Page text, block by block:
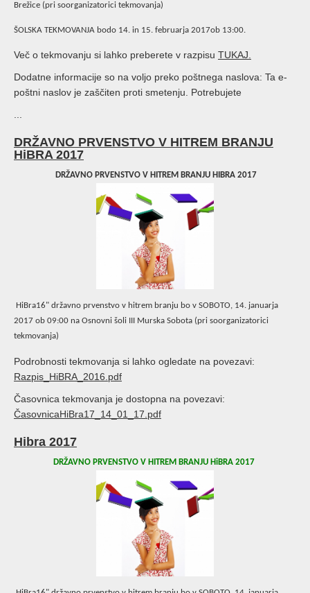
Brežice (pri soorganizatorici tekmovanja)
ŠOLSKA TEKMOVANJA bodo 14. in 15. februarja 2017ob 13:00.
Več o tekmovanju si lahko preberete v razpisu TUKAJ.
Dodatne informacije so na voljo preko poštnega naslova: Ta e-
poštni naslov je zaščiten proti smetenju. Potrebujete
DRŽAVNO PRVENSTVO V HITREM BRANJU
HiBRA 2017
DRŽAVNO PRVENSTVO V HITREM BRANJU HIBRA 2017
HiBra16" državno prvenstvo v hitrem branju bo v SOBOTO, 14. januarja
2017 ob 09:00 na Osnovni šoli III Murska Sobota (pri soorganizatorici
tekmovanja)
Podrobnosti tekmovanja si lahko ogledate na povezavi:
Razpis_HiBRA_2016.pdf
Časovnica tekmovanja je dostopna na povezavi:
ČasovnicaHiBra17_14_01_17.pdf
Hibra 2017
DRŽAVNO PRVENSTVO V HITREM BRANJU HiBRA 2017